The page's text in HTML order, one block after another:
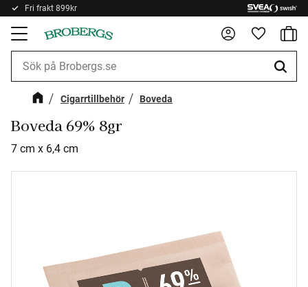
Meny
Fri frakt 899kr
Cigarrtillbehör Boveda
Boveda 69% 8gr
7 cm x 6,4 cm